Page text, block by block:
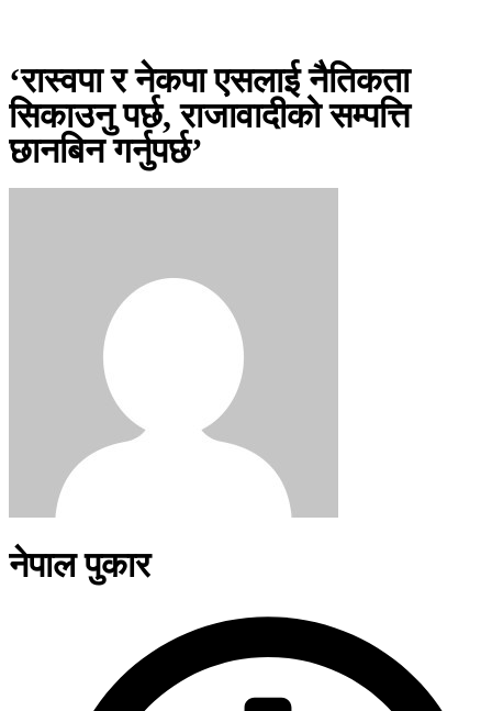
‘रास्वपा र नेकपा एसलाई नैतिकता
सिकाउनु पर्छ, राजावादीको सम्पत्ति
छानबिन गर्नुपर्छ’
नेपाल पुकार